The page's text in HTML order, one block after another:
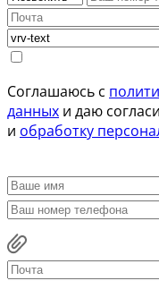
Соглашаюсь с
данных и даю
и обработку